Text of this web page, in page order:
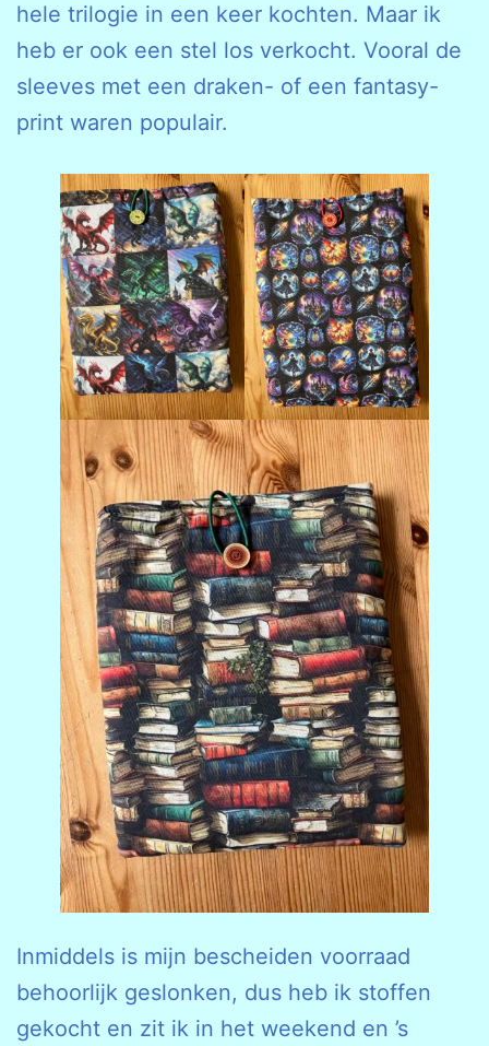
hele trilogie in een keer kochten. Maar ik
heb er ook een stel los verkocht. Vooral de
sleeves met een draken- of een fantasy-
print waren populair.
Inmiddels is mijn bescheiden voorraad
behoorlijk geslonken, dus heb ik stoffen
gekocht en zit ik in het weekend en ’s